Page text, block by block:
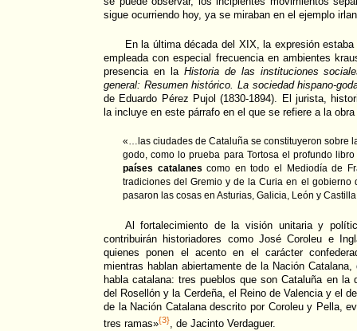
sigue ocurriendo hoy, ya se miraban en el ejemplo
En la última década del XIX, la expresión
empleada con especial frecuencia en ambientes
presencia en la Historia de las instituciones
general: Resumen histórico. La sociedad hispano-
de Eduardo Pérez Pujol (1830-1894). El jurista,
la incluye en este párrafo en el que se refiere a la
«…las ciudades de Cataluña se constituyeron sobre
godo, como lo prueba para Tortosa el profundo
países catalanes como en todo el Mediodía de
tradiciones del Gremio y de la Curia en el gobierno
pasaron las cosas en Asturias, Galicia, León y
Al fortalecimiento de la visión unitaria y
contribuirán historiadores como José Coroleu e
quienes ponen el acento en el carácter
mientras hablan abiertamente de la Nación
habla catalana: tres pueblos que son Cataluña en la
del Rosellón y la Cerdeña, el Reino de Valencia y el
de la Nación Catalana descrito por Coroleu y Pella,
tres ramas»{3}, de Jacinto Verdaguer.